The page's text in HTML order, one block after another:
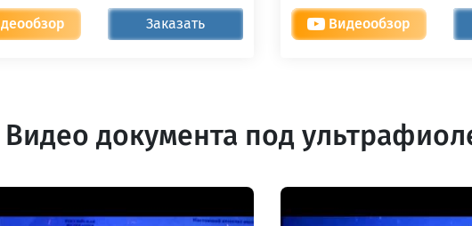
Заказать Видеообзор
Видео документа под